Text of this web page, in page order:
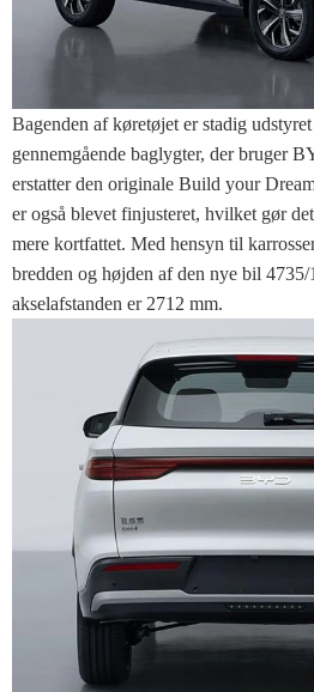
Bagenden af ​​køretøjet er stadig
gennemgående baglygter, der bruger
erstatter den originale Build your
er også blevet finjusteret, hvilket gør
mere kortfattet. Med hensyn til
bredden og højden af ​​den nye bil
akselafstanden er 2712 mm.